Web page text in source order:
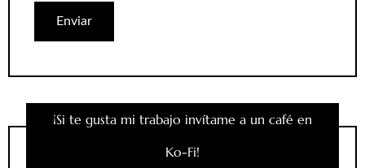
¡Si te gusta mi trabajo invítame a un café en
Ko-Fi!